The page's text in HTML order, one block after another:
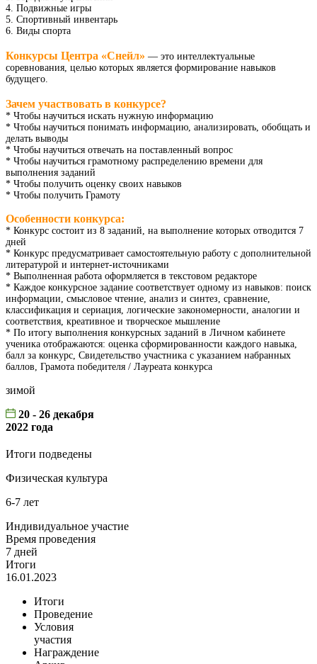
4. Подвижные игры
5. Спортивный инвентарь
6. Виды спорта
Конкурсы Центра «Снейл» — это интеллектуальные
соревнования, целью которых является формирование навыков
будущего.
Зачем участвовать в конкурсе?
* Чтобы научиться искать нужную информацию
* Чтобы научиться понимать информацию, анализировать, обобщать и
делать выводы
* Чтобы научиться отвечать на поставленный вопрос
* Чтобы научиться грамотному распределению времени для
выполнения заданий
* Чтобы получить оценку своих навыков
* Чтобы получить Грамоту
Особенности конкурса:
* Конкурс состоит из 8 заданий, на выполнение которых отводится 7
дней
* Конкурс предусматривает самостоятельную работу с дополнительной
литературой и интернет-источниками
* Выполненная работа оформляется в текстовом редакторе
* Каждое конкурсное задание соответствует одному из навыков: поиск
информации, смысловое чтение, анализ и синтез, сравнение,
классификация и сериация, логические закономерности, аналогии и
соответствия, креативное и творческое мышление
* По итогу выполнения конкурсных заданий в Личном кабинете
ученика отображаются: оценка сформированности каждого навыка,
балл за конкурс, Свидетельство участника с указанием набранных
баллов, Грамота победителя / Лауреата конкурса
зимой
20 - 26 декабря
2022 года
Итоги подведены
Физическая культура
6-7 лет
Индивидуальное участие
Время проведения
7 дней
Итоги
16.01.2023
Итоги
Проведение
Условия
участия
Награждение